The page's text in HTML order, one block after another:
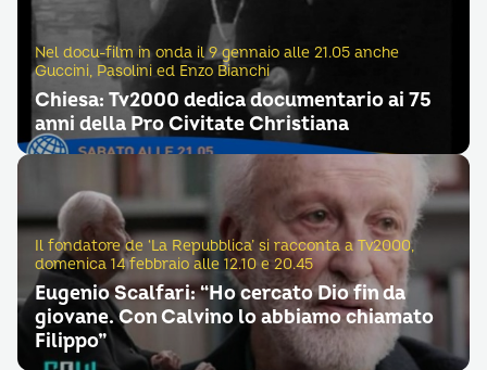
Nel docu-film in onda il 9 gennaio alle 21.05 anche
Guccini, Pasolini ed Enzo Bianchi
Chiesa: Tv2000 dedica documentario ai 75
anni della Pro Civitate Christiana
Il fondatore de ‘La Repubblica’ si racconta a Tv2000,
domenica 14 febbraio alle 12.10 e 20.45
Eugenio Scalfari: “Ho cercato Dio fin da
giovane. Con Calvino lo abbiamo chiamato
Filippo”